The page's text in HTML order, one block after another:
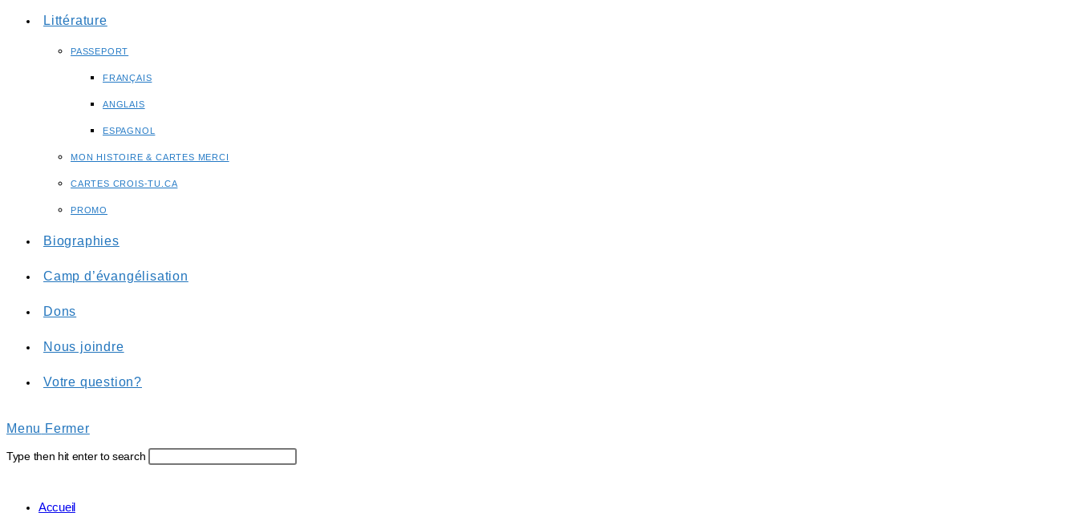
Littérature
PASSEPORT
FRANÇAIS
ANGLAIS
ESPAGNOL
MON HISTOIRE & CARTES MERCI
CARTES CROIS-TU.CA
PROMO
Biographies
Camp d’évangélisation
Dons
Nous joindre
Votre question?
Menu Fermer
Type then hit enter to search
Accueil